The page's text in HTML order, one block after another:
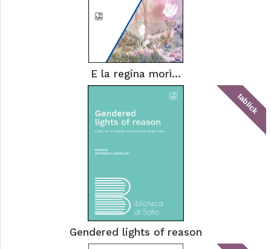
E la regina morì...
tablick
Gendered lights of reason